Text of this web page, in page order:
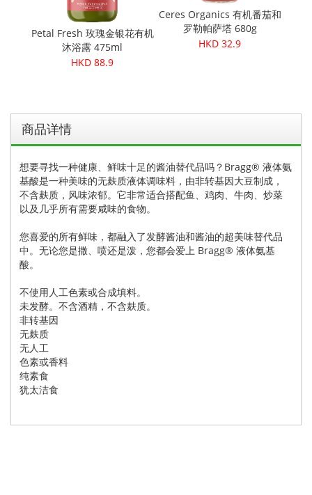
Petal Fresh 玫瑰金银花有机
沐浴露 475ml
HKD 88.9
Ceres Organics 有机番茄和
罗勒帕萨塔 680g
HKD 32.9
商品详情
想要寻找一种健康、鲜味十足的酱油替代品吗？Bragg® 液体氨
基酸是一种美味的无麸质液体调味料，由非转基因大豆制成，
不含麸质，风味浓郁。它非常适合搭配鱼、鸡肉、牛肉、炒菜
以及几乎所有需要咸味的食物。
您喜爱的所有鲜味，都融入了发酵酱油和酱油的超美味替代品
中。无论您是撒、喷还是泼，您都会爱上 Bragg® 液体氨基
酸。
不使用人工色素或合成填料。
未发酵。不含酒精，不含麸质。
非转基因
无麸质
无人工
色素或香料
纯素食
犹太洁食